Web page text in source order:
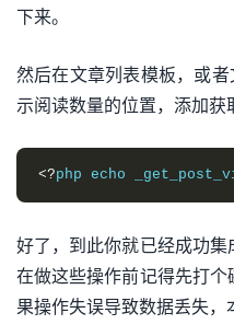
下来。
然后在文章列表模板，或
示阅读数量的位置，添加获
<?php echo
好了，到此你就已经成功集
在做这些操作前记得先打
果操作失误导致数据丢失，